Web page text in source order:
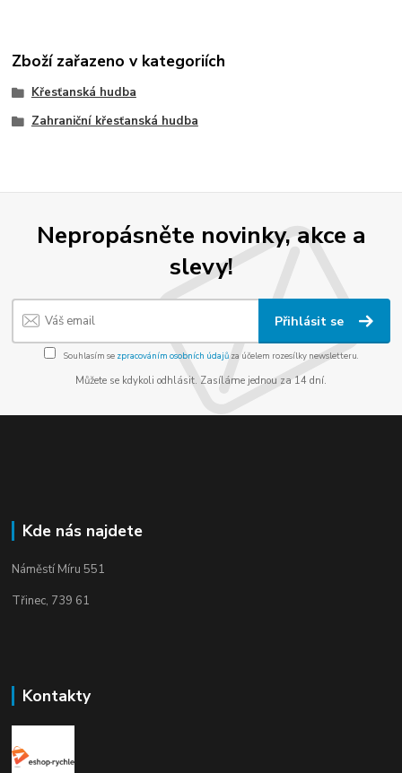
Zboží zařazeno v kategoriích
Křesťanská hudba
Zahraniční křesťanská hudba
Nepropásněte novinky, akce a
slevy!
Přihlásit se
Souhlasím se zpracováním osobních údajůza účelem rozesílky newsletteru.
Můžete se kdykoli odhlásit. Zasíláme jednou za 14 dní.
Kde nás najdete
Náměstí Míru 551
Třinec, 739 61
Kontakty